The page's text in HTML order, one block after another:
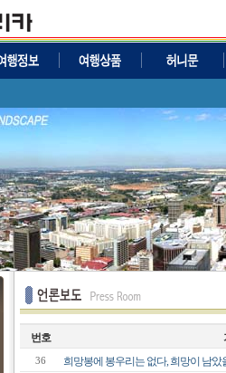
번호
36 희망봉에 봉우리는 없다, 희망이 남았